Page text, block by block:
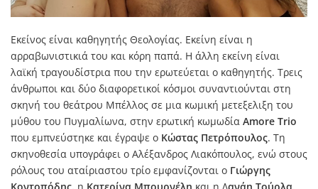
Εκείνος είναι καθηγητής Θεολογίας. Εκείνη είναι η
αρραβωνιστικιά του και κόρη παπά. Η άλλη εκείνη είναι
λαϊκή τραγουδίστρια που την ερωτεύεται ο καθηγητής. Τρεις
άνθρωποι και δύο διαφορετικοί κόσμοι συναντιούνται στη
σκηνή του θεάτρου Μπέλλος σε μια κωμική μετεξελιξη του
μύθου του Πυγμαλίωνα, στην ερωτική κωμωδία Amore Trio
που εμπνεύστηκε και έγραψε ο Κώστας Πετρόπουλος. Τη
σκηνοθεσία υπογράφει ο Αλέξανδρος Λιακόπουλος, ενώ στους
ρόλους του αταίριαστου τρίο εμφανίζονται ο Γιώργης